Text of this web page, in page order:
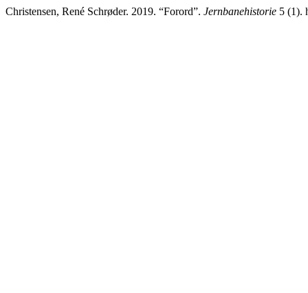
Christensen, René Schrøder. 2019. “Forord”. Jernbanehistorie 5 (1).